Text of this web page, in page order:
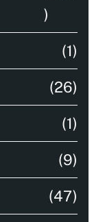
)
(1)
(26)
(1)
(9)
(47)